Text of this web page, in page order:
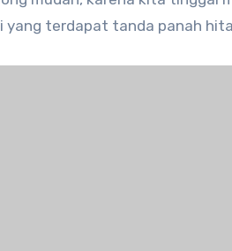
yang terdapat tanda panah